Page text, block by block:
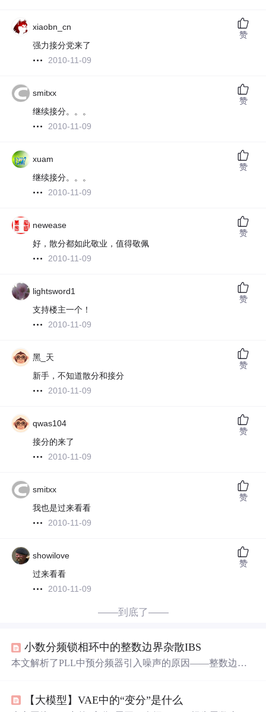
xiaobn_cn
强力接分党来了
2010-11-09
赞
smitxx
继续接分。。。
2010-11-09
赞
xuam
继续接分。。。
2010-11-09
赞
newease
好，散分都如此敬业，值得敬佩
2010-11-09
赞
lightsword1
支持楼主一个！
2010-11-09
赞
黑_天
新手，不知道散分和接分
2010-11-09
赞
qwas104
接分的来了
2010-11-09
赞
smitxx
我也是过来看看
2010-11-09
赞
showilove
过来看看
2010-11-09
赞
——到底了——
小数分频锁相环中的整数边界杂散IBS
本文解析了PLL中预分频器引入噪声的原因——整数边界
并给出了降低IBS的三种方法：调整鉴相器频率、减小环路
【大模型】VAE中的“变分”是什么